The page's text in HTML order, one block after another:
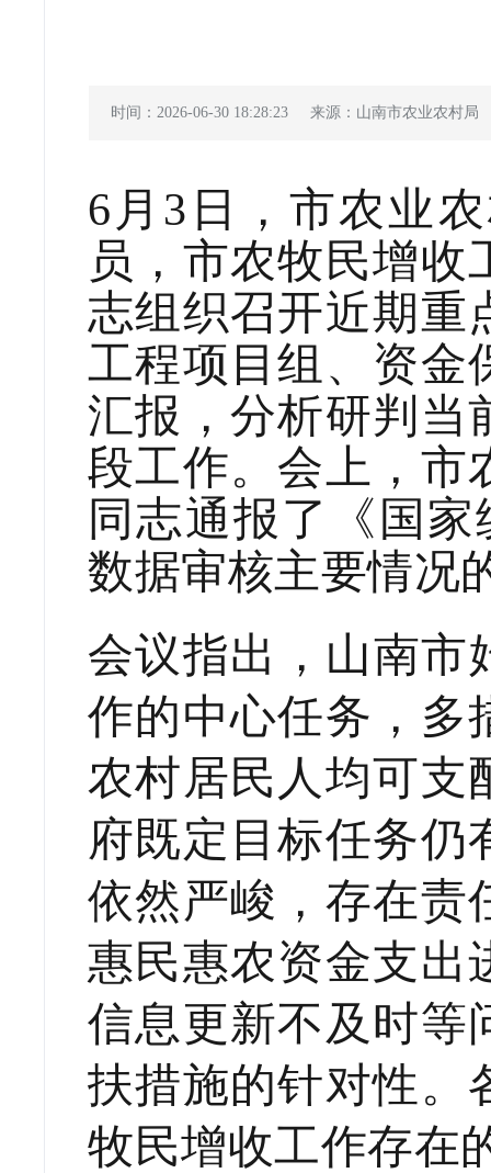
时间：2026-06-30 18:28:23 来源：山南市农业农村局
6 月 3 日，市农业
员，市农牧民增
志组织召开近期重
工程项目组、资金
汇报，分析研判当
段工作。会上，市
同志通报了《国
数据审核主要情况
会议指出，山南市
作的中心任务，多
农村居民人均可支
府既定目标任务仍
依然严峻，存在责
惠民惠农资金支出
信息更新不及时等
扶措施的针对性。
牧民增收工作存在